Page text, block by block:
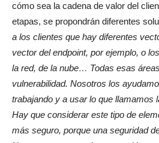
cómo sea la cadena de valor del
etapas, se propondrán diferentes
a los clientes que hay diferentes
vector del endpoint, por ejemplo, o
la red, de la nube… Todas esas
vulnerabilidad. Nosotros los
trabajando y a usar lo que llamamos
Hay que considerar este tipo de
más seguro, porque una seguridad